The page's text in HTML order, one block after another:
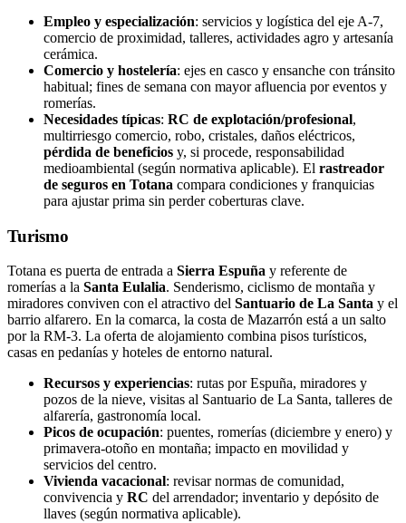
Empleo y especialización: servicios y logística del eje A‑7,
comercio de proximidad, talleres, actividades agro y artesanía
cerámica.
Comercio y hostelería: ejes en casco y ensanche con tránsito
habitual; fines de semana con mayor afluencia por eventos y
romerías.
Necesidades típicas: RC de explotación/profesional,
multirriesgo comercio, robo, cristales, daños eléctricos,
pérdida de beneficios y, si procede, responsabilidad
medioambiental (según normativa aplicable). El rastreador
de seguros en Totana compara condiciones y franquicias
para ajustar prima sin perder coberturas clave.
Turismo
Totana es puerta de entrada a Sierra Espuña y referente de
romerías a la Santa Eulalia. Senderismo, ciclismo de montaña y
miradores conviven con el atractivo del Santuario de La Santa y el
barrio alfarero. En la comarca, la costa de Mazarrón está a un salto
por la RM‑3. La oferta de alojamiento combina pisos turísticos,
casas en pedanías y hoteles de entorno natural.
Recursos y experiencias: rutas por Espuña, miradores y
pozos de la nieve, visitas al Santuario de La Santa, talleres de
alfarería, gastronomía local.
Picos de ocupación: puentes, romerías (diciembre y enero) y
primavera‑otoño en montaña; impacto en movilidad y
servicios del centro.
Vivienda vacacional: revisar normas de comunidad,
convivencia y RC del arrendador; inventario y depósito de
llaves (según normativa aplicable).